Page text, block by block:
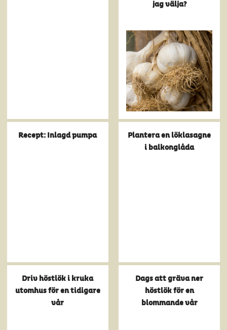
jag välja?
Recept: Inlagd pumpa
Plantera en löklasagne
i balkonglåda
Driv höstlök i kruka
utomhus för en tidigare
vår
Dags att gräva ner
höstlök för en
blommande vår